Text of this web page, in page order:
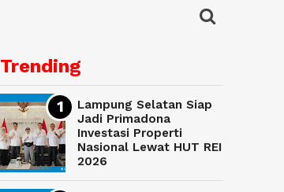
Trending
Lampung Selatan Siap
Jadi Primadona
Investasi Properti
Nasional Lewat HUT REI
2026